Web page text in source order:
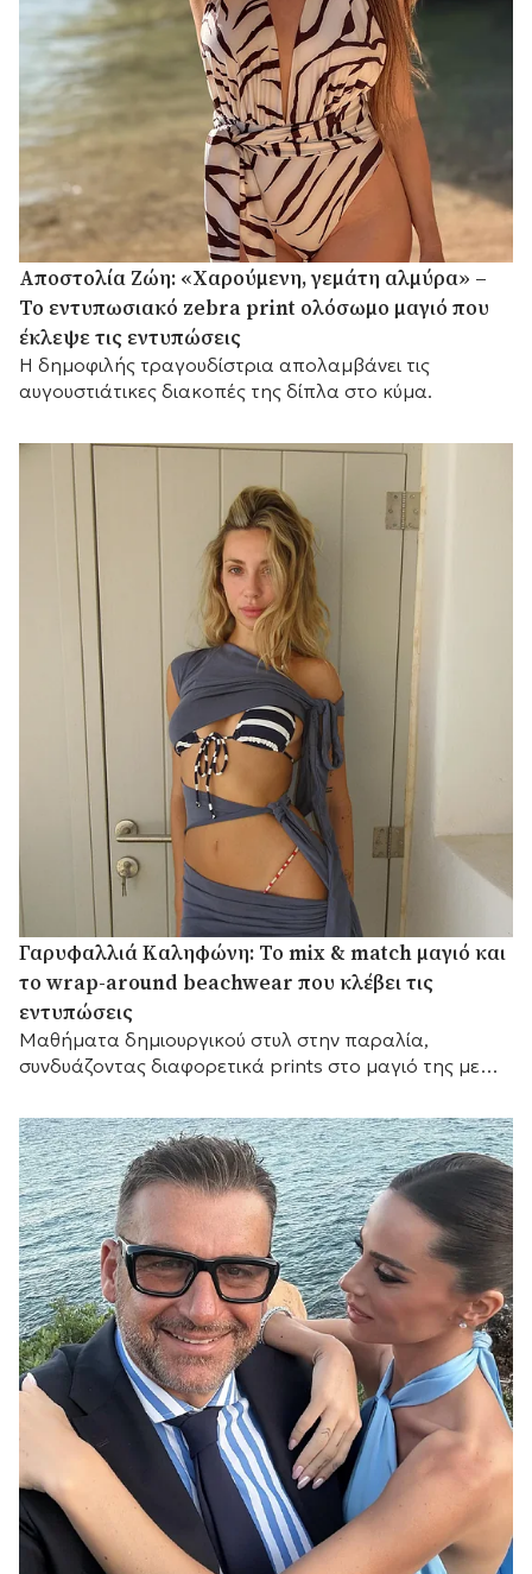
Αποστολία Ζώη: «Χαρούμενη, γεμάτη αλμύρα» –
Το εντυπωσιακό zebra print ολόσωμο μαγιό που
έκλεψε τις εντυπώσεις
Η δημοφιλής τραγουδίστρια απολαμβάνει τις
αυγουστιάτικες διακοπές της δίπλα στο κύμα.
Γαρυφαλλιά Καληφώνη: Το mix & match μαγιό και
το wrap-around beachwear που κλέβει τις
εντυπώσεις
Mαθήματα δημιουργικού στυλ στην παραλία,
συνδυάζοντας διαφορετικά prints στο μαγιό της με